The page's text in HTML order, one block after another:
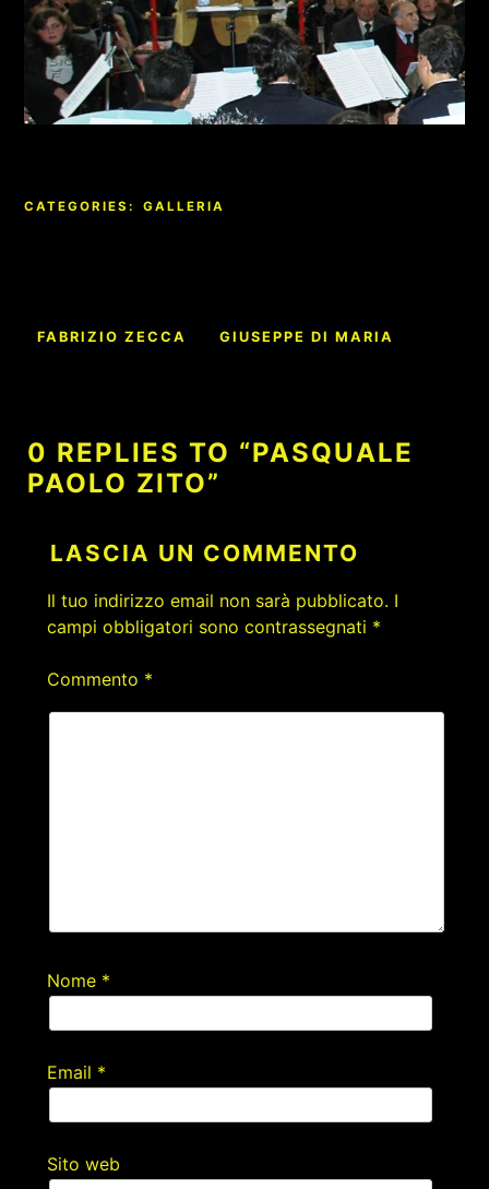
CATEGORIES: GALLERIA
Navigazione
FABRIZIO ZECCA GIUSEPPE DI MARIA
0 REPLIES TO “PASQUALE
PAOLO ZITO”
LASCIA UN COMMENTO
Il tuo indirizzo email non sarà pubblicato. I
campi obbligatori sono contrassegnati *
Commento *
Nome *
Email *
Sito web